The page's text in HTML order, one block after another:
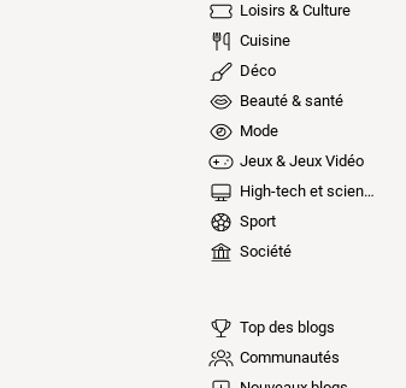
Loisirs & Culture
Cuisine
Déco
Beauté & santé
Mode
Jeux & Jeux Vidéo
High-tech et sciences
Sport
Société
Top des blogs
Communautés